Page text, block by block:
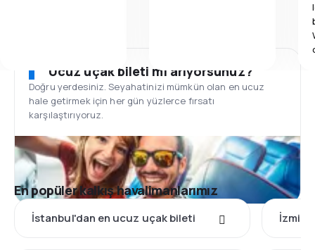
Ucuz uçak bileti mi arıyorsunuz?
Doğru yerdesiniz. Seyahatinizi mümkün olan en ucuz
hale getirmek için her gün yüzlerce fırsatı
karşılaştırıyoruz.
En popüler kalkış havalimanlarımız
İstanbul'dan en ucuz uçak bileti